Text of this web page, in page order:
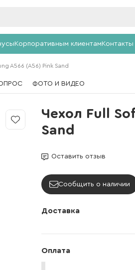
Корпоративным клиентамКонтакты
A566 (A56) Pink Sand
ФОТО И ВИДЕО
Чехол Full
Sand
Оставить отзыв
Сообщить о наличии
Доставка
Оплата